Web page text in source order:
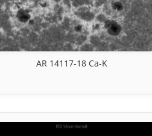
AR 14117-18 Ca-K